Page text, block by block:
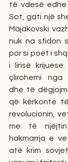
të vdesë edhe
Sot, gati një
Majakovski
nuk na sfidon
por si poet i
i lirisë
çlirohemi nga
dhe të
që kërkonte
revolucionin,
me të njëjtin
hakmarrja e
atë krim